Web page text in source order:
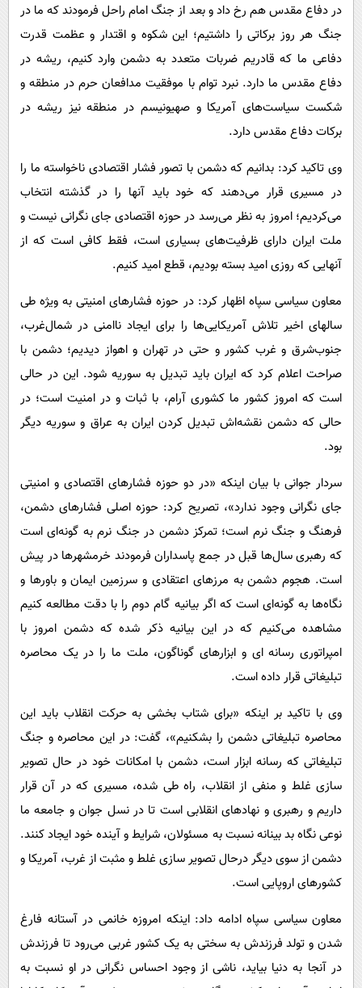
در دفاع مقدس هم رخ داد و بعد از جنگ امام راحل فرمودند که ما در
جنگ هر روز برکاتی را داشتیم؛ این شکوه و اقتدار و عظمت قدرت
دفاعی ما که قادریم ضربات متعدد به دشمن وارد کنیم، ریشه در
دفاع مقدس ما دارد. نبرد توام با موفقیت مدافعان حرم در منطقه و
شکست سیاست‌های آمریکا و صهیونیسم در منطقه نیز ریشه ‌در
برکات دفاع مقدس دارد.
وی تاکید کرد: بدانیم که دشمن با تصور فشار اقتصادی ناخواسته ما را
در مسیری قرار می‌دهند که خود باید آنها را در گذشته انتخاب
می‌کردیم؛ امروز به نظر می‌رسد در حوزه اقتصادی جای نگرانی نیست و
ملت ایران دارای ظرفیت‌های بسیاری است، فقط کافی است که از
آنهایی که روزی امید بسته بودیم، قطع امید کنیم.
معاون سیاسی سپاه اظهار کرد: در حوزه فشارهای امنیتی به ویژه طی
سالهای اخیر تلاش آمریکایی‌ها را برای ایجاد ناامنی در شمال‌غرب،
جنوب‌شرق و غرب کشور و حتی در تهران و اهواز دیدیم؛ دشمن با
صراحت اعلام کرد که ایران باید تبدیل به سوریه شود. این در حالی
است که امروز کشور ما کشوری آرام، با ثبات و در امنیت است؛ در
حالی که دشمن نقشه‌اش تبدیل کردن ایران به عراق و سوریه دیگر
بود.
سردار جوانی با بیان اینکه «در دو حوزه فشارهای اقتصادی و امنیتی
جای نگرانی وجود ندارد»، تصریح کرد: حوزه اصلی فشارهای دشمن،
فرهنگ و جنگ نرم است؛ تمرکز دشمن در جنگ نرم به گونه‌ای است
که رهبری سال‌ها قبل در جمع پاسداران فرمودند خرمشهرها در پیش
است. هجوم دشمن به مرزهای اعتقادی و سرزمین ایمان و باورها و
نگاه‌ها به گونه‌ای است که اگر بیانیه گام دوم را با دقت مطالعه کنیم
مشاهده می‌کنیم که در این بیانیه ذکر شده که دشمن امروز با
امپراتوری رسانه ای و ابزارهای گوناگون، ملت ما را در یک محاصره
تبلیغاتی قرار داده است.
وی با تاکید بر اینکه «برای شتاب بخشی به حرکت انقلاب باید این
محاصره تبلیغاتی دشمن را بشکنیم»، گفت: در این محاصره و جنگ
تبلیغاتی که رسانه ابزار است، دشمن با امکانات خود در حال تصویر
سازی غلط و منفی از انقلاب، راه طی شده، مسیری که در آن قرار
داریم و رهبری و نهادهای انقلابی است تا در نسل جوان و جامعه ما
نوعی نگاه بد بینانه نسبت به مسئولان، شرایط و آینده خود ایجاد کنند.
دشمن از سوی دیگر درحال تصویر سازی غلط و مثبت از غرب، آمریکا و
کشورهای اروپایی است.
معاون سیاسی سپاه ادامه داد: اینکه امروزه خانمی در آستانه فارغ
شدن و تولد فرزندش به سختی به یک کشور غربی می‌رود تا فرزندش
در آنجا به دنیا بیاید، ناشی از وجود احساس نگرانی در او نسبت به